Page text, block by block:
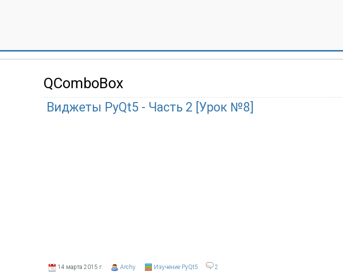
QComboBox
Виджеты PyQt5 - Часть 2 [Урок №8]
14 марта 2015 г. Archy Изучение PyQt5 2